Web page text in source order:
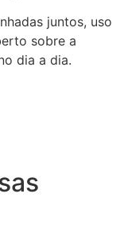
juntos, uso
sobre a
dia a dia.